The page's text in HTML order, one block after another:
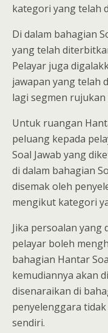
kategori yang telah
Di dalam bahagian
yang telah
Pelayar juga
jawapan yang telah
lagi segmen rujukan
Untuk ruangan
peluang kepada
Soal Jawab yang
di dalam bahagian
disemak oleh
mengikut kategori
Jika persoalan yang
pelayar boleh
bahagian Hantar
kemudiannya akan
disenaraikan di
penyelenggara
sendiri.